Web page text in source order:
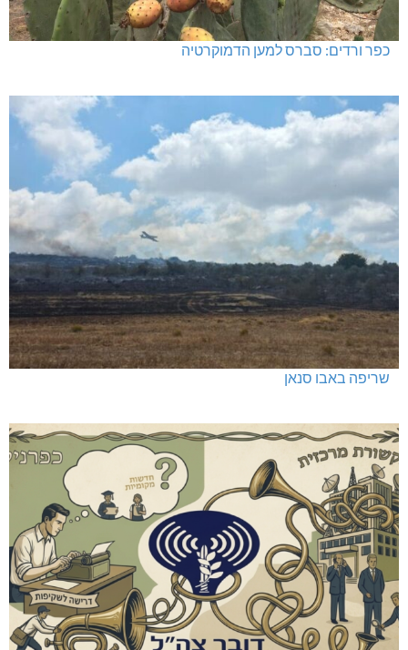
כפר ורדים: סברס למען הדמוקרטיה
שריפה באבו סנאן